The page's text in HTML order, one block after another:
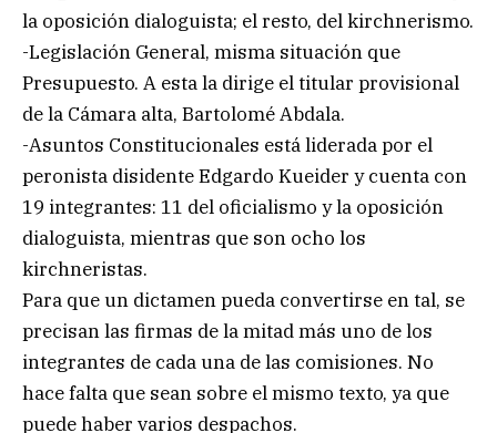
la oposición dialoguista; el resto, del kirchnerismo.
-Legislación General, misma situación que
Presupuesto. A esta la dirige el titular provisional
de la Cámara alta, Bartolomé Abdala.
-Asuntos Constitucionales está liderada por el
peronista disidente Edgardo Kueider y cuenta con
19 integrantes: 11 del oficialismo y la oposición
dialoguista, mientras que son ocho los
kirchneristas.
Para que un dictamen pueda convertirse en tal, se
precisan las firmas de la mitad más uno de los
integrantes de cada una de las comisiones. No
hace falta que sean sobre el mismo texto, ya que
puede haber varios despachos.